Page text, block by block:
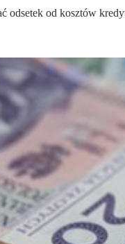
odsetek od kosztów